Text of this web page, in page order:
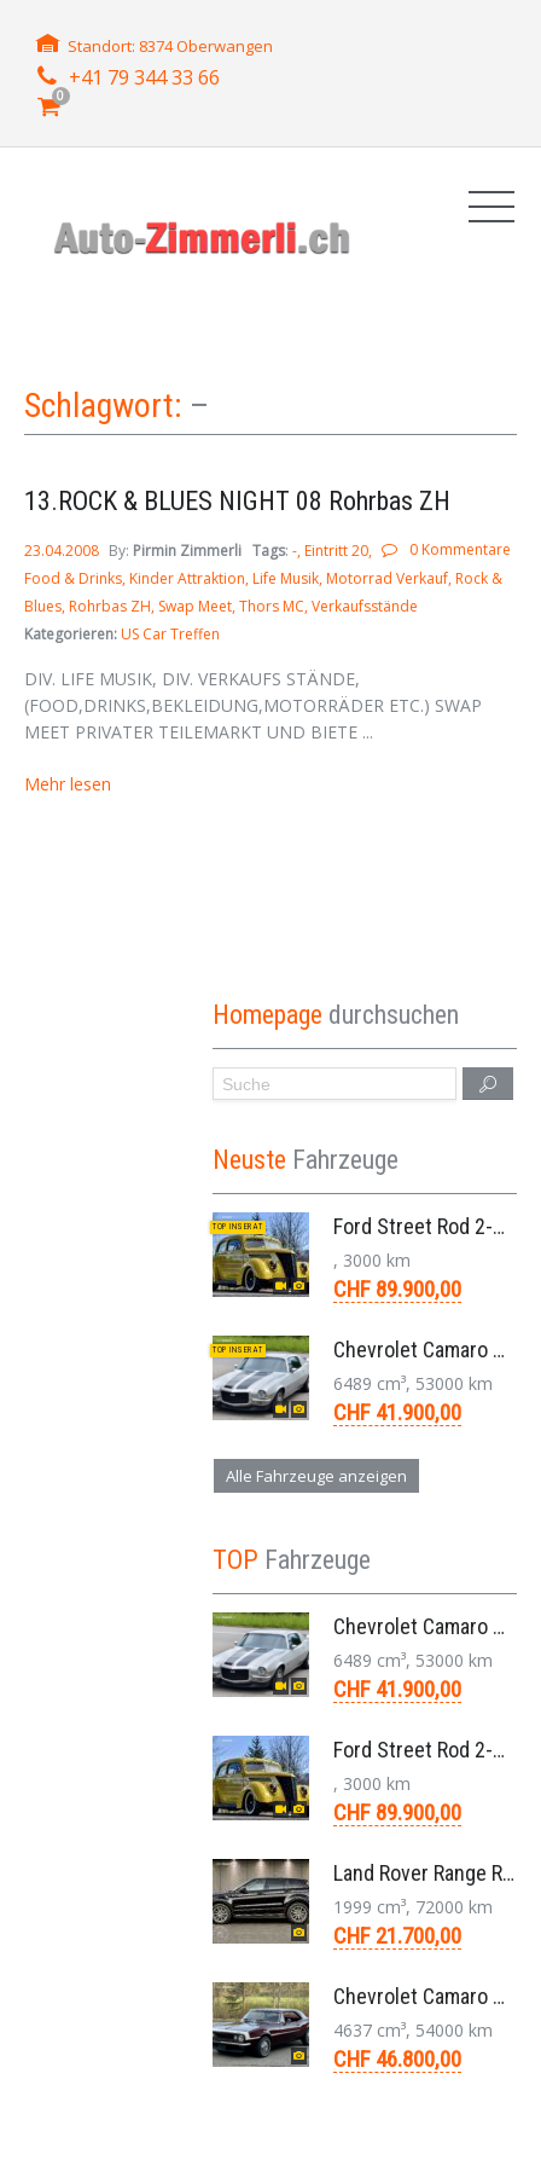
Standort: 8374 Oberwangen
+41 79 344 33 66
0
Schlagwort: –
13.ROCK & BLUES NIGHT 08 Rohrbas ZH
0 Kommentare
23.04.2008 By: Pirmin Zimmerli Tags: - Eintritt 20
Food & Drinks Kinder Attraktion Life Musik Motorrad Verkauf Rock &
Blues Rohrbas ZH Swap Meet Thors MC Verkaufsstände
Kategorieren:US Car Treffen
DIV. LIFE MUSIK, DIV. VERKAUFS STÄNDE,
(FOOD,DRINKS,BEKLEIDUNG,MOTORRÄDER ETC.) SWAP
MEET PRIVATER TEILEMARKT UND BIETE ...
Mehr lesen
Homepage durchsuchen
Neuste Fahrzeuge
TOP INSERAT Ford Street Rod 2-Door V8 Aut. 1937
, 3000 km
CHF 89.900,00
TOP INSERAT Chevrolet Camaro SS 396 LS3 Coupe Aut. 1971
6489 cm³, 53000 km
CHF 41.900,00
Alle Fahrzeuge anzeigen
TOP Fahrzeuge
Chevrolet Camaro SS 396 LS3 Coupe Aut. 1971
6489 cm³, 53000 km
CHF 41.900,00
Ford Street Rod 2-Door V8 Aut. 1937
, 3000 km
CHF 89.900,00
Land Rover Range Rover Evoque Compact SUV 2.0 TD4 SE AT9 2017
1999 cm³, 72000 km
CHF 21.700,00
Chevrolet Camaro Coupé 1. Generation V8 Aut. 1967
4637 cm³, 54000 km
CHF 46.800,00